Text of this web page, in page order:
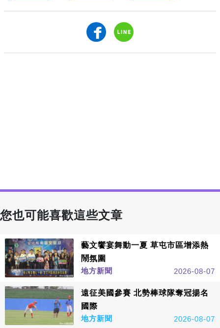
您也可能喜歡這些文章
藝文饗宴舞動一夏 草屯市區增添熱
鬧氛圍
地方新聞
2026-08-07
遠征美國參賽 北勢棒球隊奪冠揚名
國際
地方新聞
2026-08-07